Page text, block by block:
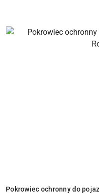
Pokrowiec ochronny do